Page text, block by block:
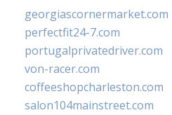
georgiascornermarket.com
perfectfit24-7.com
portugalprivatedriver.com
von-racer.com
coffeeshopcharleston.com
salon104mainstreet.com